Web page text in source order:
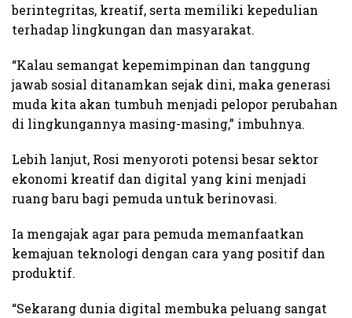
berintegritas, kreatif, serta memiliki kepedulian
terhadap lingkungan dan masyarakat.
“Kalau semangat kepemimpinan dan tanggung
jawab sosial ditanamkan sejak dini, maka generasi
muda kita akan tumbuh menjadi pelopor perubahan
di lingkungannya masing-masing,” imbuhnya.
Lebih lanjut, Rosi menyoroti potensi besar sektor
ekonomi kreatif dan digital yang kini menjadi
ruang baru bagi pemuda untuk berinovasi.
Ia mengajak agar para pemuda memanfaatkan
kemajuan teknologi dengan cara yang positif dan
produktif.
“Sekarang dunia digital membuka peluang sangat